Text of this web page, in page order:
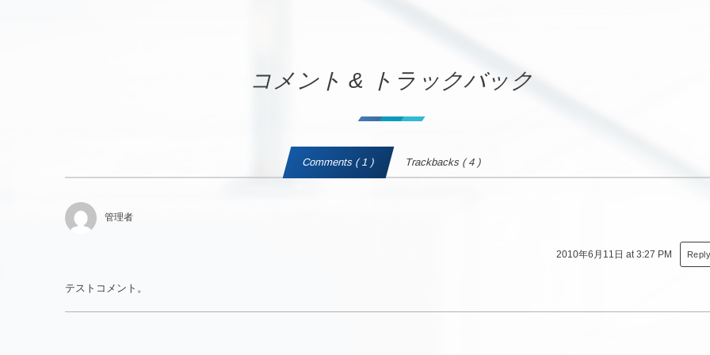
コメント & トラックバック
Comments ( 1 ) Trackbacks ( 4 )
管理者
2010年6月11日 at 3:27 PM Reply
テストコメント。